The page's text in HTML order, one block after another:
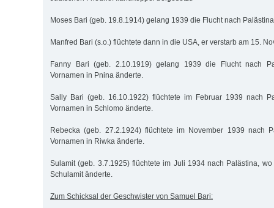
Moses Bari (geb. 19.8.1914) gelang 1939 die Flucht nach
Manfred Bari (s.o.) flüchtete dann in die USA, er verstarb am 15.
Fanny Bari (geb. 2.10.1919) gelang 1939 die Flucht nach
Vornamen in Pnina änderte.
Sally Bari (geb. 16.10.1922) flüchtete im Februar 1939 nach
Vornamen in Schlomo änderte.
Rebecka (geb. 27.2.1924) flüchtete im November 1939 nach
Vornamen in Riwka änderte.
Sulamit (geb. 3.7.1925) flüchtete im Juli 1934 nach Palästina,
Schulamit änderte.
Zum Schicksal der Geschwister von Samuel Bari: